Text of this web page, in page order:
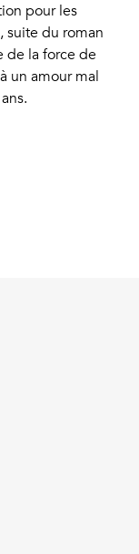
pour les
suite du roman
de la force de
un amour mal